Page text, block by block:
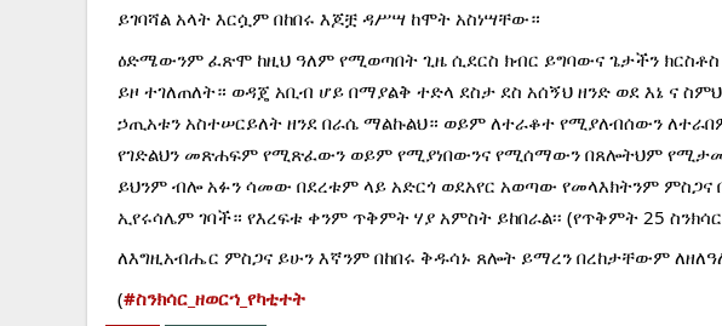
ይገባሻል አላት እርሷም በከበሩ እጆቿ ዳሥሣ ከሞት አስነሣቸው።
ዕድሜውንም ፈጽሞ ከዚህ ዓለም የሚወጣበት ጊዜ ሲደርስ ክብር ይግባውና ጌታችን
ይዞ ተገለጠለት። ወዳጄ አቢብ ሆይ በማያልቅ ተድላ ደስታ ደስ አሰኝህ ዘንድ ወደ እኔ ና
ኃጢአቱን አስተሠርይለት ዘንደ በራሴ ማልኩልህ። ወይም ለተራቆተ የሚያለብሰውን
የገድልህን መጽሐፍም የሚጽፈውን ወይም የሚያነበውንና የሚሰማውን በጸሎትህም
ይህንም ብሎ አፉን ሳመው በደረቱም ላይ አድርጎ ወደአየር አወጣው የመላእክትንም
ኢየሩሳሌም ገባች። የእረፍቱ ቀንም ጥቅምት ሃያ አምስት ይከበራል፡፡ (የጥቅምት 25
ለእግዚአብሔር ምስጋና ይሁን እኛንም በከበሩ ቅዱሳኑ ጸሎት ይማረን በረከታቸውም
(#ስንክሳር_ዘወርኀ_የካቲተት